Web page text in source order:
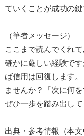
ていくことが成功の鍵
（筆者メッセージ）
ここまで読んでくれ
確かに厳しい経験で
ば信用は回復します
ませんか？「次に何
ぜひ一歩を踏み出して
出典・参考情報（本文